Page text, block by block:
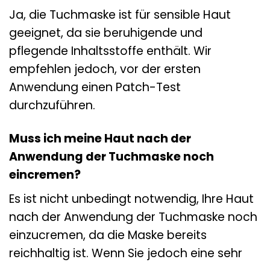
Ja, die Tuchmaske ist für sensible Haut
geeignet, da sie beruhigende und
pflegende Inhaltsstoffe enthält. Wir
empfehlen jedoch, vor der ersten
Anwendung einen Patch-Test
durchzuführen.
Muss ich meine Haut nach der
Anwendung der Tuchmaske noch
eincremen?
Es ist nicht unbedingt notwendig, Ihre Haut
nach der Anwendung der Tuchmaske noch
einzucremen, da die Maske bereits
reichhaltig ist. Wenn Sie jedoch eine sehr